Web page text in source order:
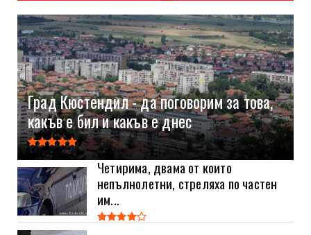
Град Кюстендил - да поговорим за това,
какъв е бил и какъв е днес
Четирима, двама от които
непълнолетни, стреляха по частен
им...